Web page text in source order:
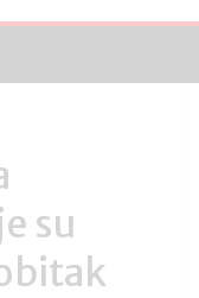
su